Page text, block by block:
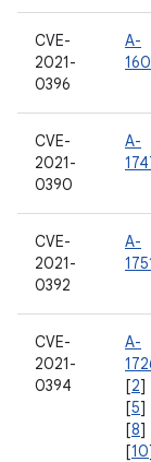
CVE-
2021-
0396
A-
CVE-
2021-
0390
A-
CVE-
2021-
0392
A-
CVE-
2021-
0394
A-
[2]
[5]
[8]
[10